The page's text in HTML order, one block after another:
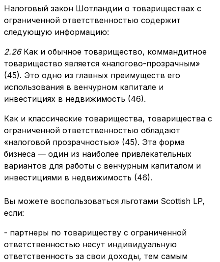
Налоговый закон Шотландии о товариществах с
ограниченной ответственностью содержит
следующую информацию:
2.26 Как и обычное товарищество, коммандитное
товарищество является «налогово-прозрачным»
(45). Это одно из главных преимуществ его
использования в венчурном капитале и
инвестициях в недвижимость (46).
Как и классические товарищества, товарищества с
ограниченной ответственностью обладают
«налоговой прозрачностью» (45). Эта форма
бизнеса — один из наиболее привлекательных
вариантов для работы с венчурным капиталом и
инвестициями в недвижимость (46).
Вы можете воспользоваться льготами Scottish LP,
если:
- партнеры по товариществу с ограниченной
ответственностью несут индивидуальную
ответственность за свои доходы, тем самым